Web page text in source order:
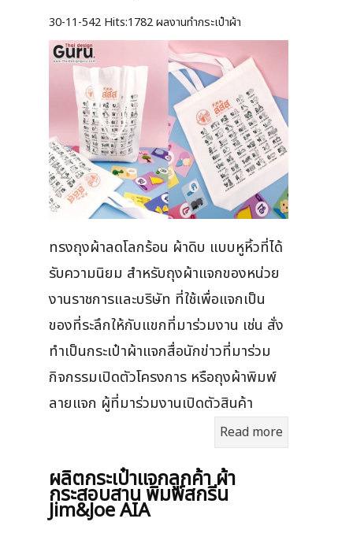
30-11-542 Hits:1782 ผลงานทำกระเป๋าผ้า
ทรงถุงผ้าลดโลกร้อน ผ้าดิบ แบบหูหิ้วที่ได้
รับความนิยม สำหรับถุงผ้าแจกของหน่วย
งานราชการและบริษัท ที่ใช้เพื่อแจกเป็น
ของที่ระลึกให้กับแขกที่มาร่วมงาน เช่น สั่ง
ทำเป็นกระเป๋าผ้าแจกสื่อนักข่าวที่มาร่วม
กิจกรรมเปิดตัวโครงการ หรือถุงผ้าพิมพ์
ลายแจก ผู้ที่มาร่วมงานเปิดตัวสินค้า
Read more
ผลิตกระเป๋าแจกลูกค้า ผ้า
กระสอบสาน พิมพ์สกรีน
Jim&Joe AIA